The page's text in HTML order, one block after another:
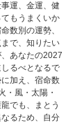
運、金運、健
もうまくいか
数別の運勢、
で、知りたい
あなたの2027
るべとなるで
加え、宿命数
・風・太陽・
でも、まとう
るため、自分